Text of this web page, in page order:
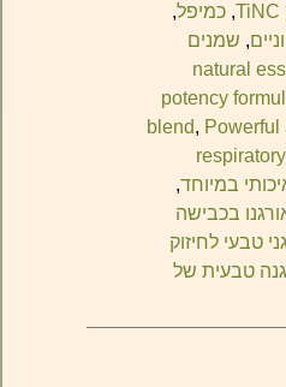
, כמיפל,
, שמנים
potency
blend, Powerful
במיוחד,
בכבישה
טבעי לחיזוק
טבעית של